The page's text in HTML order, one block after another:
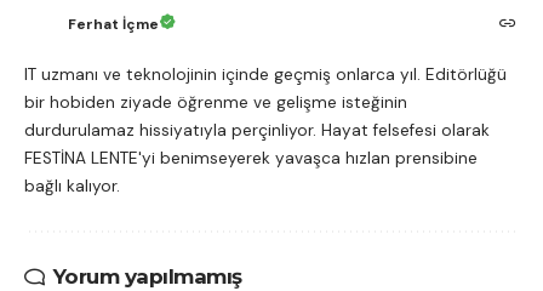
Ferhat İçme
IT uzmanı ve teknolojinin içinde geçmiş onlarca yıl. Editörlüğü
bir hobiden ziyade öğrenme ve gelişme isteğinin
durdurulamaz hissiyatıyla perçinliyor. Hayat felsefesi olarak
FESTİNA LENTE'yi benimseyerek yavaşca hızlan prensibine
bağlı kalıyor.
Yorum yapılmamış